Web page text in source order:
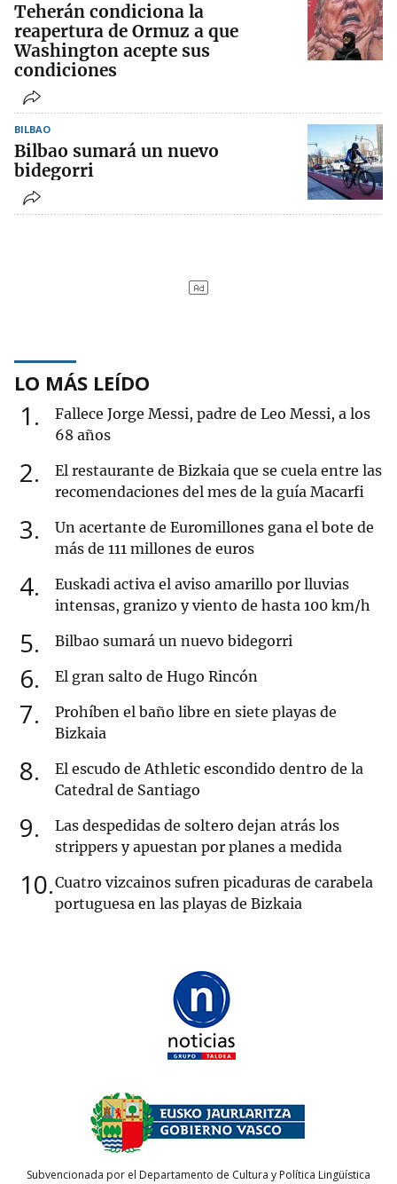
Teherán condiciona la
reapertura de Ormuz a que
Washington acepte sus
condiciones
BILBAO
Bilbao sumará un nuevo
bidegorri
LO MÁS LEÍDO
1
Fallece Jorge Messi, padre de Leo Messi, a los
68 años
2
El restaurante de Bizkaia que se cuela entre las
recomendaciones del mes de la guía Macarfi
3
Un acertante de Euromillones gana el bote de
más de 111 millones de euros
4
Euskadi activa el aviso amarillo por lluvias
intensas, granizo y viento de hasta 100 km/h
5 Bilbao sumará un nuevo bidegorri
6 El gran salto de Hugo Rincón
7
Prohíben el baño libre en siete playas de
Bizkaia
8
El escudo de Athletic escondido dentro de la
Catedral de Santiago
9
Las despedidas de soltero dejan atrás los
strippers y apuestan por planes a medida
10 Cuatro vizcainos sufren picaduras de carabela
portuguesa en las playas de Bizkaia
Subvencionada por el Departamento de Cultura y Política Lingüística